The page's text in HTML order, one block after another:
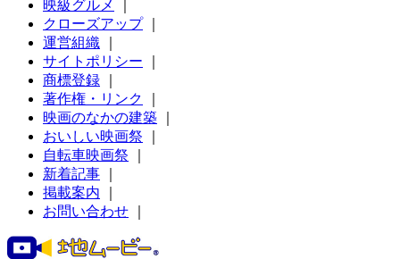
映級グルメ
クローズアップ｜
運営組織
サイトポリシー
商標登録
著作権・リンク
映画のなかの建築
おいしい映画祭
自転車映画祭
新着記事
掲載案内
お問い合わせ